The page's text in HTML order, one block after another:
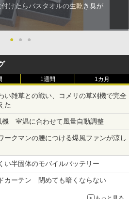
けたらバスタオルの生乾き臭が
● ● ●
1週間 1カ月
い雑草との戦い、コメリの草刈機で完全
た
機 室温に合わせて風量自動調整
ークマンの腰につける爆風ファンが涼し
い半固体のモバイルバッテリー
カーテン 閉めても暗くならない